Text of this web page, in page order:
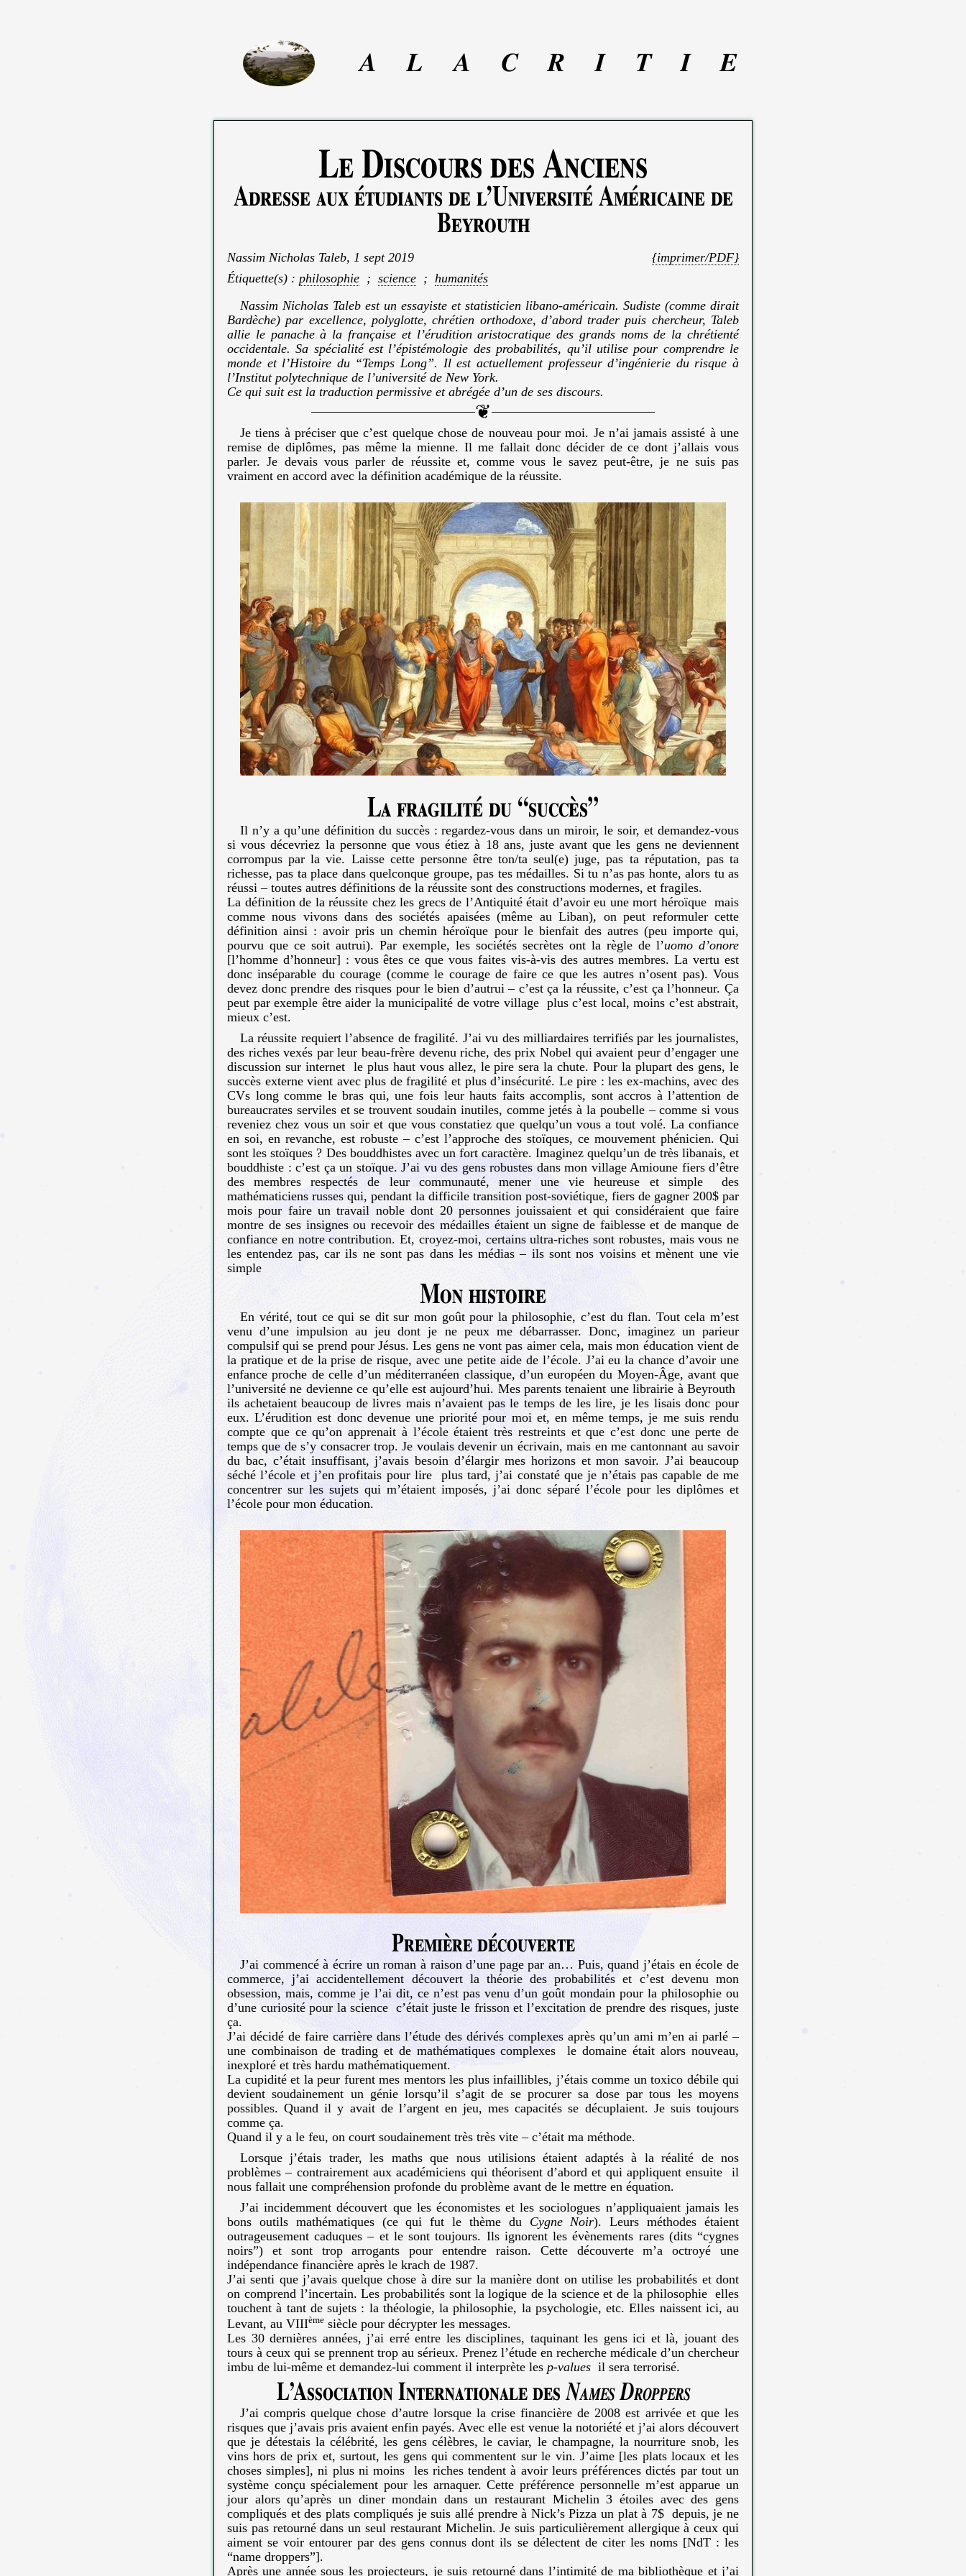
A L A C R I T I E
Le Discours des Anciens
Adresse aux étudiants de l’Université Américaine de
Beyrouth
Nassim Nicholas Taleb, 1 sept 2019
{imprimer/PDF}
Étiquette(s) : philosophie ; science ; humanités
Nassim Nicholas Taleb est un essayiste et statisticien libano-américain. Sudiste (comme dirait
Bardèche) par excellence, polyglotte, chrétien orthodoxe, d’abord trader puis chercheur, Taleb
allie le panache à la française et l’érudition aristocratique des grands noms de la chrétienté
occidentale. Sa spécialité est l’épistémologie des probabilités, qu’il utilise pour comprendre le
monde et l’Histoire du “Temps Long”. Il est actuellement professeur d’ingénierie du risque à
l’Institut polytechnique de l’université de New York.
Ce qui suit est la traduction permissive et abrégée d’un de ses discours.
Je tiens à préciser que c’est quelque chose de nouveau pour moi. Je n’ai jamais assisté à une
remise de diplômes, pas même la mienne. Il me fallait donc décider de ce dont j’allais vous
parler. Je devais vous parler de réussite et, comme vous le savez peut-être, je ne suis pas
vraiment en accord avec la définition académique de la réussite.
La fragilité du “succès”
Il n’y a qu’une définition du succès : regardez-vous dans un miroir, le soir, et demandez-vous
si vous décevriez la personne que vous étiez à 18 ans, juste avant que les gens ne deviennent
corrompus par la vie. Laisse cette personne être ton/ta seul(e) juge, pas ta réputation, pas ta
richesse, pas ta place dans quelconque groupe, pas tes médailles. Si tu n’as pas honte, alors tu as
réussi – toutes autres définitions de la réussite sont des constructions modernes, et fragiles.
La définition de la réussite chez les grecs de l’Antiquité était d’avoir eu une mort héroïque mais
comme nous vivons dans des sociétés apaisées (même au Liban), on peut reformuler cette
définition ainsi : avoir pris un chemin héroïque pour le bienfait des autres (peu importe qui,
pourvu que ce soit autrui). Par exemple, les sociétés secrètes ont la règle de l’uomo d’onore
[l’homme d’honneur] : vous êtes ce que vous faites vis-à-vis des autres membres. La vertu est
donc inséparable du courage (comme le courage de faire ce que les autres n’osent pas). Vous
devez donc prendre des risques pour le bien d’autrui – c’est ça la réussite, c’est ça l’honneur. Ça
peut par exemple être aider la municipalité de votre village plus c’est local, moins c’est abstrait,
mieux c’est.
La réussite requiert l’absence de fragilité. J’ai vu des milliardaires terrifiés par les journalistes,
des riches vexés par leur beau-frère devenu riche, des prix Nobel qui avaient peur d’engager une
discussion sur internet le plus haut vous allez, le pire sera la chute. Pour la plupart des gens, le
succès externe vient avec plus de fragilité et plus d’insécurité. Le pire : les ex-machins, avec des
CVs long comme le bras qui, une fois leur hauts faits accomplis, sont accros à l’attention de
bureaucrates serviles et se trouvent soudain inutiles, comme jetés à la poubelle – comme si vous
reveniez chez vous un soir et que vous constatiez que quelqu’un vous a tout volé. La confiance
en soi, en revanche, est robuste – c’est l’approche des stoïques, ce mouvement phénicien. Qui
sont les stoïques ? Des bouddhistes avec un fort caractère. Imaginez quelqu’un de très libanais, et
bouddhiste : c’est ça un stoïque. J’ai vu des gens robustes dans mon village Amioune fiers d’être
des membres respectés de leur communauté, mener une vie heureuse et simple des
mathématiciens russes qui, pendant la difficile transition post-soviétique, fiers de gagner 200$ par
mois pour faire un travail noble dont 20 personnes jouissaient et qui considéraient que faire
montre de ses insignes ou recevoir des médailles étaient un signe de faiblesse et de manque de
confiance en notre contribution. Et, croyez-moi, certains ultra-riches sont robustes, mais vous ne
les entendez pas, car ils ne sont pas dans les médias – ils sont nos voisins et mènent une vie
simple
Mon histoire
En vérité, tout ce qui se dit sur mon goût pour la philosophie, c’est du flan. Tout cela m’est
venu d’une impulsion au jeu dont je ne peux me débarrasser. Donc, imaginez un parieur
compulsif qui se prend pour Jésus. Les gens ne vont pas aimer cela, mais mon éducation vient de
la pratique et de la prise de risque, avec une petite aide de l’école. J’ai eu la chance d’avoir une
enfance proche de celle d’un méditerranéen classique, d’un européen du Moyen-Âge, avant que
l’université ne devienne ce qu’elle est aujourd’hui. Mes parents tenaient une librairie à Beyrouth
ils achetaient beaucoup de livres mais n’avaient pas le temps de les lire, je les lisais donc pour
eux. L’érudition est donc devenue une priorité pour moi et, en même temps, je me suis rendu
compte que ce qu’on apprenait à l’école étaient très restreints et que c’est donc une perte de
temps que de s’y consacrer trop. Je voulais devenir un écrivain, mais en me cantonnant au savoir
du bac, c’était insuffisant, j’avais besoin d’élargir mes horizons et mon savoir. J’ai beaucoup
séché l’école et j’en profitais pour lire plus tard, j’ai constaté que je n’étais pas capable de me
concentrer sur les sujets qui m’étaient imposés, j’ai donc séparé l’école pour les diplômes et
l’école pour mon éducation.
Première découverte
J’ai commencé à écrire un roman à raison d’une page par an… Puis, quand j’étais en école de
commerce, j’ai accidentellement découvert la théorie des probabilités et c’est devenu mon
obsession, mais, comme je l’ai dit, ce n’est pas venu d’un goût mondain pour la philosophie ou
d’une curiosité pour la science c’était juste le frisson et l’excitation de prendre des risques, juste
ça.
J’ai décidé de faire carrière dans l’étude des dérivés complexes après qu’un ami m’en ai parlé –
une combinaison de trading et de mathématiques complexes le domaine était alors nouveau,
inexploré et très hardu mathématiquement.
La cupidité et la peur furent mes mentors les plus infaillibles, j’étais comme un toxico débile qui
devient soudainement un génie lorsqu’il s’agit de se procurer sa dose par tous les moyens
possibles. Quand il y avait de l’argent en jeu, mes capacités se décuplaient. Je suis toujours
comme ça.
Quand il y a le feu, on court soudainement très très vite – c’était ma méthode.
Lorsque j’étais trader, les maths que nous utilisions étaient adaptés à la réalité de nos
problèmes – contrairement aux académiciens qui théorisent d’abord et qui appliquent ensuite il
nous fallait une compréhension profonde du problème avant de le mettre en équation.
J’ai incidemment découvert que les économistes et les sociologues n’appliquaient jamais les
bons outils mathématiques (ce qui fut le thème du Cygne Noir). Leurs méthodes étaient
outrageusement caduques – et le sont toujours. Ils ignorent les évènements rares (dits “cygnes
noirs”) et sont trop arrogants pour entendre raison. Cette découverte m’a octroyé une
indépendance financière après le krach de 1987.
J’ai senti que j’avais quelque chose à dire sur la manière dont on utilise les probabilités et dont
on comprend l’incertain. Les probabilités sont la logique de la science et de la philosophie elles
touchent à tant de sujets : la théologie, la philosophie, la psychologie, etc. Elles naissent ici, au
Levant, au VIIIème siècle pour décrypter les messages.
Les 30 dernières années, j’ai erré entre les disciplines, taquinant les gens ici et là, jouant des
tours à ceux qui se prennent trop au sérieux. Prenez l’étude en recherche médicale d’un chercheur
imbu de lui-même et demandez-lui comment il interprète les p-values il sera terrorisé.
L’Association Internationale des Names Droppers
J’ai compris quelque chose d’autre lorsque la crise financière de 2008 est arrivée et que les
risques que j’avais pris avaient enfin payés. Avec elle est venue la notoriété et j’ai alors découvert
que je détestais la célébrité, les gens célèbres, le caviar, le champagne, la nourriture snob, les
vins hors de prix et, surtout, les gens qui commentent sur le vin. J’aime [les plats locaux et les
choses simples], ni plus ni moins les riches tendent à avoir leurs préférences dictés par tout un
système conçu spécialement pour les arnaquer. Cette préférence personnelle m’est apparue un
jour alors qu’après un diner mondain dans un restaurant Michelin 3 étoiles avec des gens
compliqués et des plats compliqués je suis allé prendre à Nick’s Pizza un plat à 7$ depuis, je ne
suis pas retourné dans un seul restaurant Michelin. Je suis particulièrement allergique à ceux qui
aiment se voir entourer par des gens connus dont ils se délectent de citer les noms [NdT : les
“name droppers”].
Après une année sous les projecteurs, je suis retourné dans l’intimité de ma bibliothèque et j’ai